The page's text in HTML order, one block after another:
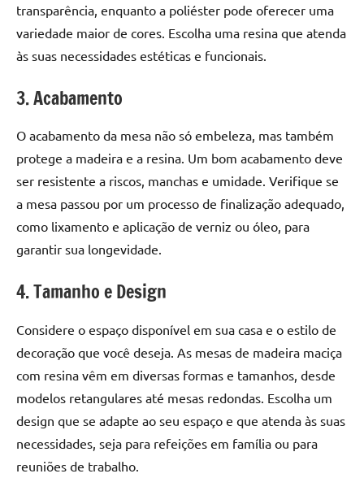
transparência, enquanto a poliéster pode oferecer uma
variedade maior de cores. Escolha uma resina que atenda
às suas necessidades estéticas e funcionais.
3. Acabamento
O acabamento da mesa não só embeleza, mas também
protege a madeira e a resina. Um bom acabamento deve
ser resistente a riscos, manchas e umidade. Verifique se
a mesa passou por um processo de finalização adequado,
como lixamento e aplicação de verniz ou óleo, para
garantir sua longevidade.
4. Tamanho e Design
Considere o espaço disponível em sua casa e o estilo de
decoração que você deseja. As mesas de madeira maciça
com resina vêm em diversas formas e tamanhos, desde
modelos retangulares até mesas redondas. Escolha um
design que se adapte ao seu espaço e que atenda às suas
necessidades, seja para refeições em família ou para
reuniões de trabalho.